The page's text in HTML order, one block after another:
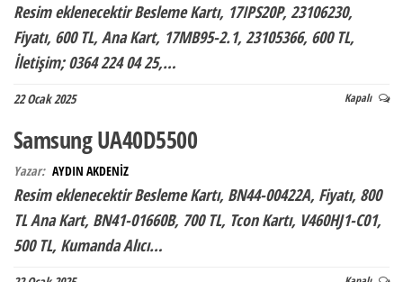
Resim eklenecektir Besleme Kartı, 17IPS20P, 23106230,
Fiyatı, 600 TL, Ana Kart, 17MB95-2.1, 23105366, 600 TL,
İletişim; 0364 224 04 25,…
22 Ocak 2025 Kapalı
Samsung UA40D5500
Yazar: AYDIN AKDENİZ
Resim eklenecektir Besleme Kartı, BN44-00422A, Fiyatı, 800
TL Ana Kart, BN41-01660B, 700 TL, Tcon Kartı, V460HJ1-C01,
500 TL, Kumanda Alıcı…